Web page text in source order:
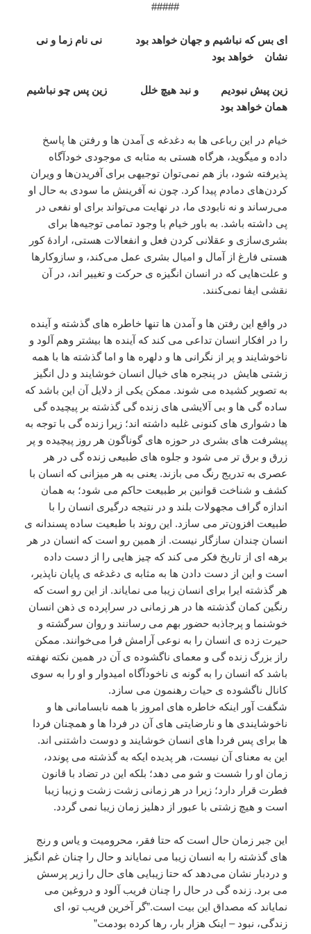
#####
ای بس که نباشیم و جهان خواهد بود نی نام زما و نی
نشان خواهد بود
زین پیش نبودیم و نبد هیچ خلل زین پس چو نباشیم
همان خواهد بود
خیام در این رباعی ها به دغدغه ی آمدن ها و رفتن ها پاسخ
داده و میگوید، هرگاه هستی به مثابه ی موجودی خودآگاه
پذیرفته شود، باز هم نمی‌توان توجیهی برای آفریدن‌ها و ویران
کردن‌های دمادم پیدا کرد. چون نه آفرینش ما سودی به حال او
می‌رساند و نه نابودی ما، در نهایت می‌تواند برای او نفعی در
پی داشته باشد. به باور خیام با وجود تمامی توجیه‌ها برای
بشری‌سازی و عقلانی‌ کردن فعل و انفعالات هستی، ارادۀ کور
هستی فارغ از آمال و امیال بشری عمل می‌کند، و سازوکارها
و علت‌هایی که در انسان انگیزه ی حرکت و تغییر اند، در آن
نقشی ایفا نمی‌کنند.
در واقع این رفتن ها و آمدن ها تنها خاطره های گذشته و آینده
را در افکار انسان تداعی می کند که آینده ها بیشتر وهم آلود و
ناخوشایند و پر از نگرانی ها و دلهره ها و اما گذشته ها با همه
زشتی هایش در پنجره های خیال انسان خوشایند و دل انگیز
به تصویر کشیده می شوند. ممکن یکی از دلایل آن این باشد که
ساده گی ها و بی آلایشی های زنده گی گذشته بر پیچیده گی
ها دشواری های کنونی غلبه داشته اند؛ زیرا زنده گی با توجه به
پیشرفت های بشری در حوزه های گوناگون هر روز پیچیده و پر
زرق و برق تر می شود و جلوه های طبیعی زنده گی در هر
عصری به تدریج رنگ می بازند. یعنی به هر میزانی که انسان با
کشف و شناخت قوانین بر طبیعت حاکم می شود؛ به همان
اندازه گراف مجهولات بلند و در نتیجه درگیری انسان را با
طبیعت افزون‌تر می سازد. این روند با طبعیت ساده پسندانه ی
انسان چندان سازگار نیست. از همین رو است که انسان در هر
برهه ای از تاریخ فکر می کند که چیز هایی را از دست داده
است و این از دست دادن ها به مثابه ی دغدغه ی پایان ناپذیر،
هر گذشته ایرا برای انسان زیبا می نمایاند. از این رو است که
رنگین کمان گذشته ها در هر زمانی در سراپرده ی ذهن انسان
خوشنما و پرجاذبه حضور بهم می رسانند و روان سرگشته و
حیرت زده ی انسان را به نوعی آرامش فرا می‌خوانند. ممکن
راز بزرگ زنده گی و معمای ناگشوده ی آن در همین نکته نهفته
باشد که انسان را به گونه ی ناخودآگاه امیدوار و او را به سوی
کانال ناگشوده ی حیات رهنمون می سازد.
شگفت آور اینکه خاطره های امروز با همه نابسامانی ها و
ناخوشایندی ها و نارضایتی های آن در فردا ها و همچنان فردا
ها برای پس فردا های انسان خوشایند و دوست داشتنی اند.
این به معنای آن نیست، هر پدیده ایکه به گذشته می پوندد،
زمان او را شست و شو می دهد؛ بلکه این در تضاد با قانون
فطرت قرار دارد؛ زیرا در هر زمانی زشت زشت و زیبا زیبا
است و هیچ زشتی با عبور از دهلیز زمان زیبا نمی گردد.
این جبر زمان حال است که حتا فقر، محرومیت و یاس و رنج
های گذشته را به انسان زیبا می نمایاند و حال را چنان غم انگیز
و دردبار نشان می‌دهد که حتا زیبایی های حال را زیر پرسش
می برد. زنده گی در حال را چنان فریب آلود و دروغین می
نمایاند که مصداق این بیت است.”گر آخرین فریب تو، ای
زندگی، نبود – اینک هزار بار، رها کرده بودمت”